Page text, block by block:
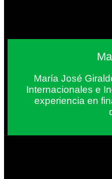
María José
Internacionales e
experiencia en